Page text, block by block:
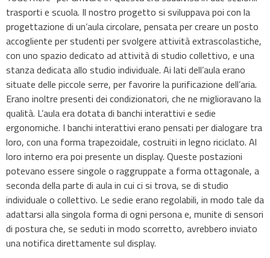
trasporti e scuola. Il nostro progetto si sviluppava poi con la
progettazione di un’aula circolare, pensata per creare un posto
accogliente per studenti per svolgere attività extrascolastiche,
con uno spazio dedicato ad attività di studio collettivo, e una
stanza dedicata allo studio individuale. Ai lati dell’aula erano
situate delle piccole serre, per favorire la purificazione dell’aria.
Erano inoltre presenti dei condizionatori, che ne miglioravano la
qualità. L’aula era dotata di banchi interattivi e sedie
ergonomiche. I banchi interattivi erano pensati per dialogare tra
loro, con una forma trapezoidale, costruiti in legno riciclato. Al
loro interno era poi presente un display. Queste postazioni
potevano essere singole o raggruppate a forma ottagonale, a
seconda della parte di aula in cui ci si trova, se di studio
individuale o collettivo. Le sedie erano regolabili, in modo tale da
adattarsi alla singola forma di ogni persona e, munite di sensori
di postura che, se seduti in modo scorretto, avrebbero inviato
una notifica direttamente sul display.